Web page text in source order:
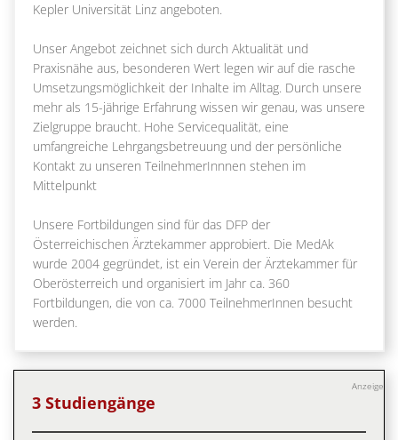
Kepler Universität Linz angeboten.
Unser Angebot zeichnet sich durch Aktualität und
Praxisnähe aus, besonderen Wert legen wir auf die rasche
Umsetzungsmöglichkeit der Inhalte im Alltag. Durch unsere
mehr als 15-jährige Erfahrung wissen wir genau, was unsere
Zielgruppe braucht. Hohe Servicequalität, eine
umfangreiche Lehrgangsbetreuung und der persönliche
Kontakt zu unseren TeilnehmerInnnen stehen im
Mittelpunkt
Unsere Fortbildungen sind für das DFP der
Österreichischen Ärztekammer approbiert. Die MedAk
wurde 2004 gegründet, ist ein Verein der Ärztekammer für
Oberösterreich und organisiert im Jahr ca. 360
Fortbildungen, die von ca. 7000 TeilnehmerInnen besucht
werden.
Anzeige
3 Studiengänge